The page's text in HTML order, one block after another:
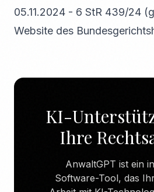
05.11.2024 - 6 StR 439/24
Website des
KI-
Ihre
AnwaltGPT ist ein
Software-Tool, das